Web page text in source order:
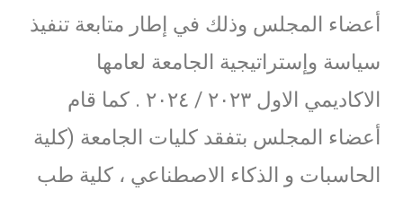
أعضاء المجلس وذلك في إطار متابعة تنفيذ
سياسة وإستراتيجية الجامعة لعامها
الاكاديمي الاول ٢٠٢٣ / ٢٠٢٤ . كما قام
أعضاء المجلس بتفقد كليات الجامعة (كلية
الحاسبات و الذكاء الاصطناعي ، كلية طب